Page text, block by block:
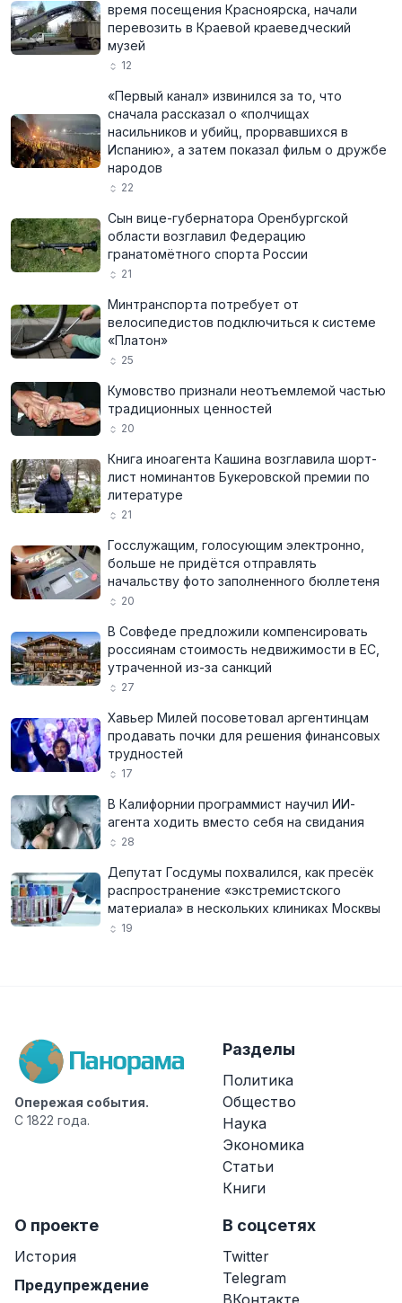
время посещения Красноярска, начали
перевозить в Краевой краеведческий
музей
12
«Первый канал» извинился за то, что
сначала рассказал о «полчищах
насильников и убийц, прорвавшихся в
Испанию», а затем показал фильм о дружбе
народов
22
Сын вице-губернатора Оренбургской
области возглавил Федерацию
гранатомётного спорта России
21
Минтранспорта потребует от
велосипедистов подключиться к системе
«Платон»
25
Кумовство признали неотъемлемой частью
традиционных ценностей
20
Книга иноагента Кашина возглавила шорт-
лист номинантов Букеровской премии по
литературе
21
Госслужащим, голосующим электронно,
больше не придётся отправлять
начальству фото заполненного бюллетеня
20
В Совфеде предложили компенсировать
россиянам стоимость недвижимости в ЕС,
утраченной из-за санкций
27
Хавьер Милей посоветовал аргентинцам
продавать почки для решения финансовых
трудностей
17
В Калифорнии программист научил ИИ-
агента ходить вместо себя на свидания
28
Депутат Госдумы похвалился, как пресёк
распространение «экстремистского
материала» в нескольких клиниках Москвы
19
Опережая события.
С 1822 года.
Разделы
Политика
Общество
Наука
Экономика
Статьи
Книги
О проекте
История
Предупреждение
В соцсетях
Twitter
Telegram
ВКонтакте